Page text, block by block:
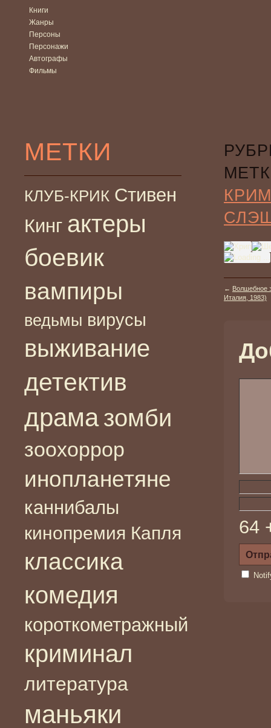
Книги
Жанры
Персоны
Персонажи
Автографы
Фильмы
МЕТКИ
КЛУБ-КРИК Стивен
Кинг актеры
боевик
вампиры
ведьмы вирусы
выживание
детектив
драма зомби
зоохоррор
инопланетяне
каннибалы
кинопремия Капля
классика
комедия
короткометражный
криминал
литература
маньяки
← Волшебное
Италия, 1983)
64